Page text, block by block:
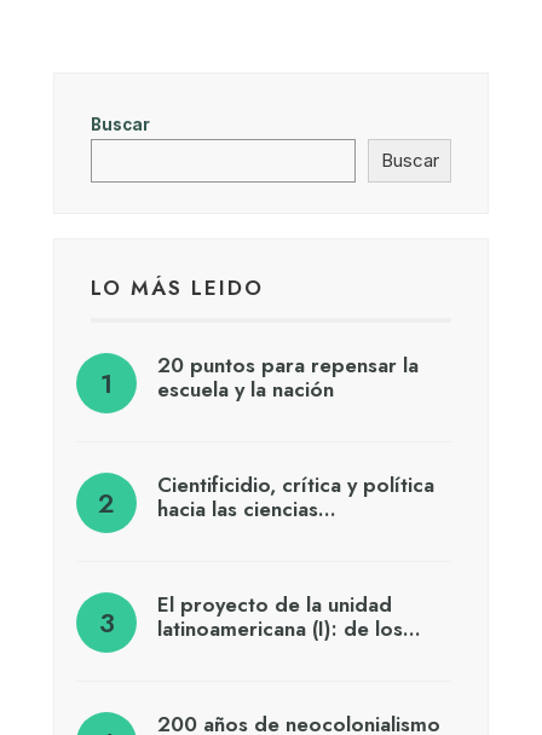
Buscar
Buscar
LO MÁS LEIDO
20 puntos para repensar la
escuela y la nación
Cientificidio, crítica y política
hacia las ciencias…
El proyecto de la unidad
latinoamericana (I): de los…
200 años de neocolonialismo